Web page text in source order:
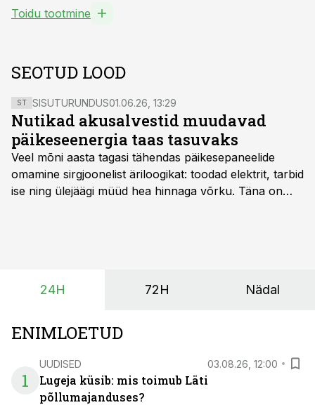
Toidu tootmine
SEOTUD LOOD
ST SISUTURUNDUS01.06.26, 13:29
Nutikad akusalvestid muudavad
päikeseenergia taas tasuvaks
Veel mõni aasta tagasi tähendas päikesepaneelide
omamine sirgjoonelist äriloogikat: toodad elektrit, tarbid
ise ning ülejäägi müüd hea hinnaga võrku. Täna on
põllumajandusettevõtete jaoks üheks olulisemaks
24H 72H Nädal
ENIMLOETUD
1
UUDISED 03.08.26, 12:00
Lugeja küsib: mis toimub Läti
põllumajanduses?